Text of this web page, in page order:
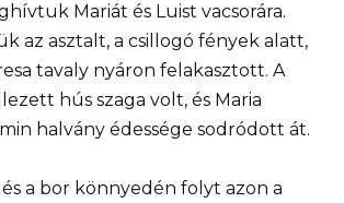
Mariát és Luist vacsorára.
az asztalt, a csillogó fények alatt,
tavaly nyáron felakasztott. A
hús szaga volt, és Maria
halvány édessége sodródott át.
a bor könnyedén folyt azon a